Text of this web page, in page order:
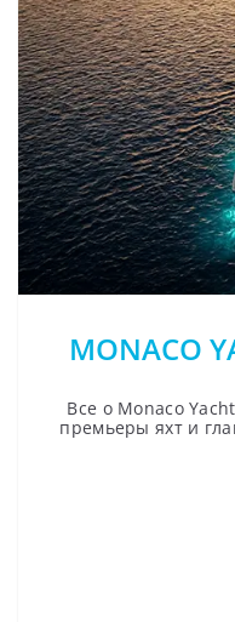
MONACO
Все о Monaco
премьеры яхт и